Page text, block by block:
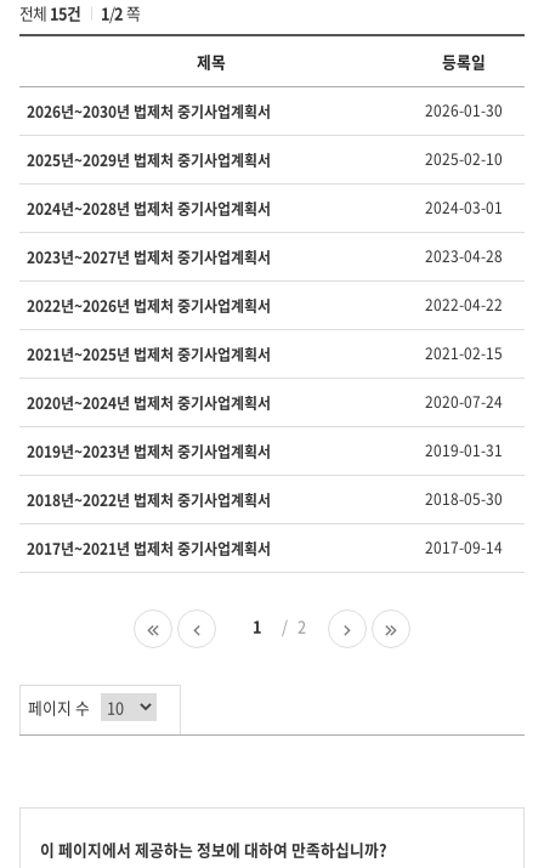
전체 15건 1/2쪽
서
·
유
형
별
정
보
의
번
호,
제
목,
담
당
부
유
형,
록
를
제
공
다.
제목 등록일
2026년~2030년 법제처 중기사업계획서 2026-01-30
2025년~2029년 법제처 중기사업계획서 2025-02-10
2024년~2028년 법제처 중기사업계획서 2024-03-01
2023년~2027년 법제처 중기사업계획서 2023-04-28
2022년~2026년 법제처 중기사업계획서 2022-04-22
2021년~2025년 법제처 중기사업계획서 2021-02-15
2020년~2024년 법제처 중기사업계획서 2020-07-24
2019년~2023년 법제처 중기사업계획서 2019-01-31
2018년~2022년 법제처 중기사업계획서 2018-05-30
2017년~2021년 법제처 중기사업계획서 2017-09-14
첫
페
이
전
1 2
다
음
마
지
지
페이지 수
콘
이 페이지에서 제공하는 정보에 대하여 만족하십니까?